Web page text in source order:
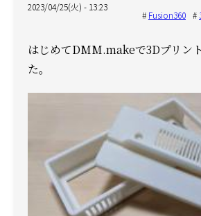
2023/04/25(火) - 13:23
Fusion360
はじめてDMM.makeで3Dプリン
た。